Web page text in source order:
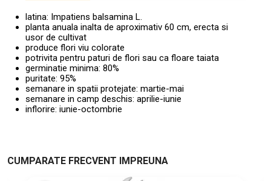
latina: Impatiens balsamina L.
planta anuala inalta de aproximativ 60 cm, erecta si
usor de cultivat
produce flori viu colorate
potrivita pentru paturi de flori sau ca floare taiata
germinatie minima: 80%
puritate: 95%
semanare in spatii protejate: martie-mai
semanare in camp deschis: aprilie-iunie
inflorire: iunie-octombrie
CUMPARATE FRECVENT IMPREUNA